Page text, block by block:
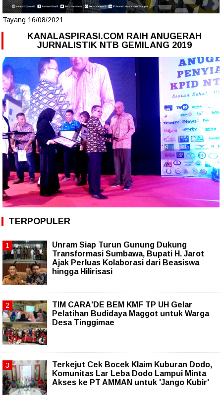
Tayang 16/08/2021
KANALASPIRASI.COM RAIH ANUGERAH
JURNALISTIK NTB GEMILANG 2019
TERPOPULER
Unram Siap Turun Gunung Dukung
Transformasi Sumbawa, Bupati H. Jarot
Ajak Perluas Kolaborasi dari Beasiswa
hingga Hilirisasi
TIM CARA'DE BEM KMF TP UH Gelar
Pelatihan Budidaya Maggot untuk Warga
Desa Tinggimae
Terkejut Cek Bocek Klaim Kuburan Dodo,
Komunitas Lar Leba Dodo Lampui Minta
Akses ke PT AMMAN untuk 'Jango Kubir'